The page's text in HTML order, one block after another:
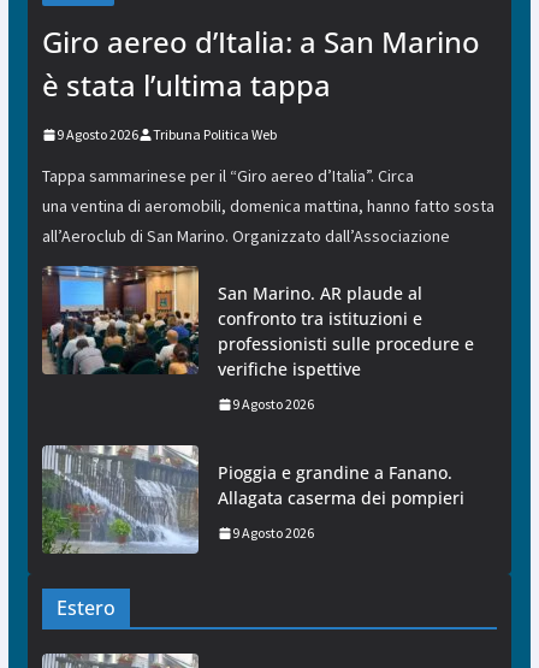
Giro aereo d’Italia: a San Marino
è stata l’ultima tappa
9 Agosto 2026 Tribuna Politica Web
Tappa sammarinese per il “Giro aereo d’Italia”. Circa
una ventina di aeromobili, domenica mattina, hanno fatto sosta
all’Aeroclub di San Marino. Organizzato dall’Associazione
San Marino. AR plaude al
confronto tra istituzioni e
professionisti sulle procedure e
verifiche ispettive
9 Agosto 2026
Pioggia e grandine a Fanano.
Allagata caserma dei pompieri
9 Agosto 2026
Estero